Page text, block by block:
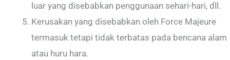
luar yang disebabkan penggunaan sehari-hari, dll.
Kerusakan yang disebabkan oleh Force Majeure
termasuk tetapi tidak terbatas pada bencana alam
atau huru hara.